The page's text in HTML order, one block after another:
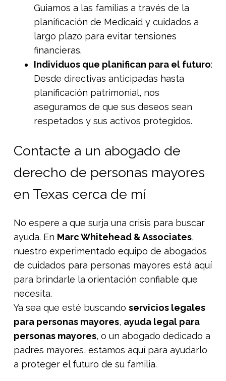
Guiamos a las familias a través de la
planificación de Medicaid y cuidados a
largo plazo para evitar tensiones
financieras.
Individuos que planifican para el futuro:
Desde directivas anticipadas hasta
planificación patrimonial, nos
aseguramos de que sus deseos sean
respetados y sus activos protegidos.
Contacte a un abogado de
derecho de personas mayores
en Texas cerca de mí
No espere a que surja una crisis para buscar
ayuda. En Marc Whitehead & Associates,
nuestro experimentado equipo de abogados
de cuidados para personas mayores está aquí
para brindarle la orientación confiable que
necesita.
Ya sea que esté buscando servicios legales
para personas mayores, ayuda legal para
personas mayores, o un abogado dedicado a
padres mayores, estamos aquí para ayudarlo
a proteger el futuro de su familia.